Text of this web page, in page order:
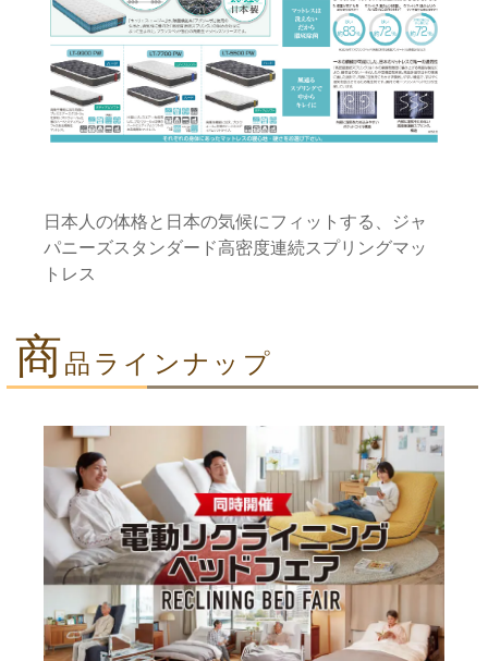
日本人の体格と日本の気候にフィットする、ジャ
パニーズスタンダード高密度連続スプリングマッ
トレス
商 品ラインナップ